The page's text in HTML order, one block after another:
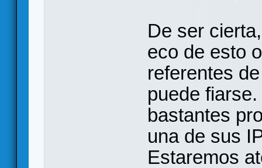
De ser
eco de esto
referentes
puede
bastantes
una de sus
Estaremos